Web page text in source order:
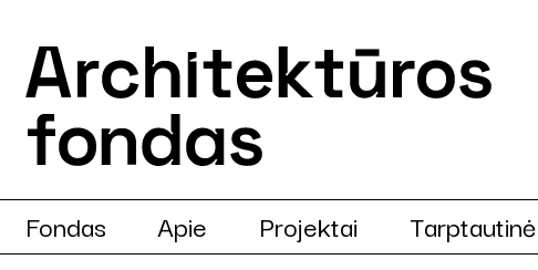
Fondas Apie Projektai